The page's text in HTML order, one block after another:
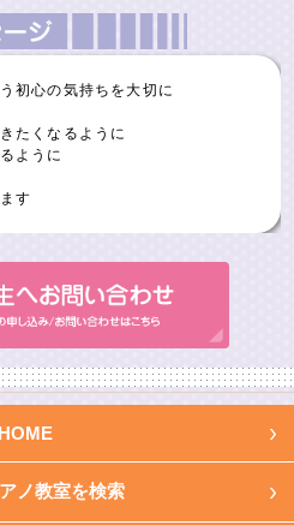
初心の気持ちを大切に
たくなるように
ように
す
HOME
ノ教室を検索